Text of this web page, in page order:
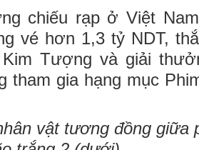
chiếu rạp ở Việt
vé hơn 1,3 tỷ NDT,
Tượng và giải
tham gia hạng mục